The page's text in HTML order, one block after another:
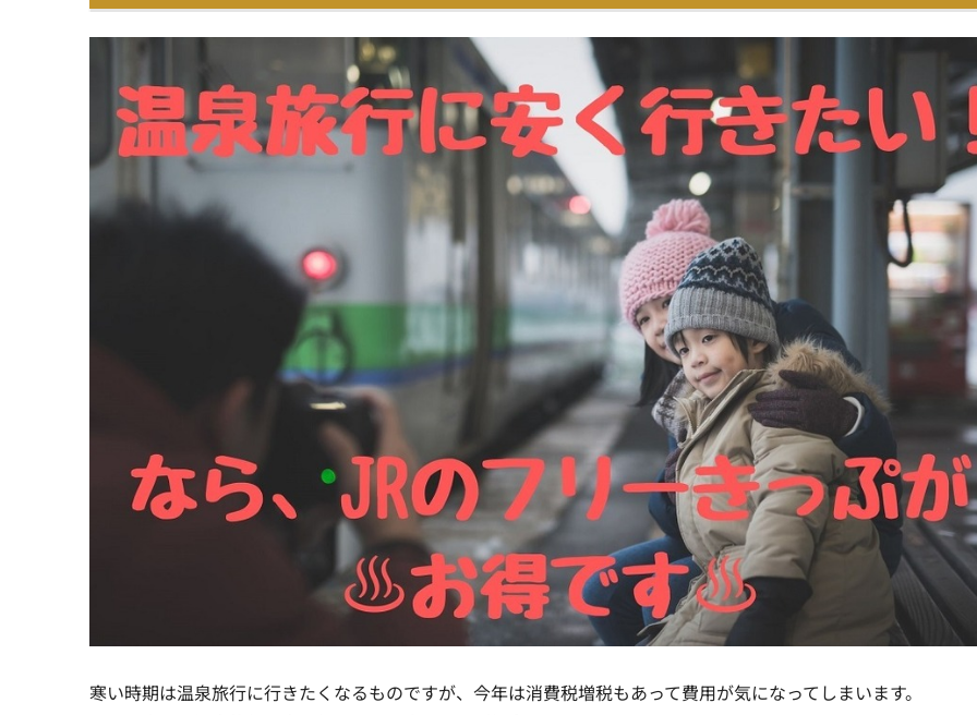
寒い時期は温泉旅行に行きたくなるものですが、今年は消費税増税もあって費用が気になってしまいます。